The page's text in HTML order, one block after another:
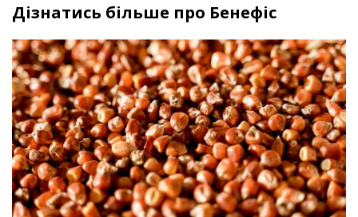
Дізнатись більше про Бенефіс